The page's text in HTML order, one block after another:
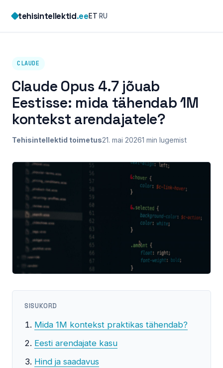
content
tehisintellektid.eeET·RU
CLAUDE
Claude Opus 4.7 jõuab
Eestisse: mida tähendab 1M
kontekst arendajatele?
Tehisintellektid toimetus21. mai 20261 min lugemist
SISUKORD
Mida 1M kontekst praktikas tähendab?
Eesti arendajate kasu
Hind ja saadavus